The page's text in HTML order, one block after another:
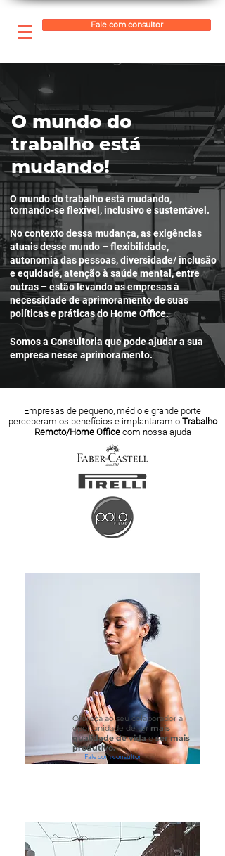
Fale com consultor
O mundo do
trabalho está
mudando!
O mundo do trabalho está mudando,
tornando-se flexível, inclusivo e sustentável.
No contexto dessa mudança, as exigências
atuais desse mundo – flexibilidade,
autonomia das pessoas, diversidade/ inclusão
e equidade, atenção à saúde mental, entre
outras – estão levando as empresas à
necessidade de aprimoramento de suas
políticas epráticas do Home Office.
Somos a Consultoria que pode ajudar a sua
empresa nesse aprimoramento.
Empresas de pequeno, médio e grande porte
perceberam os benefícios e implantaram o Trabalho
Remoto/Home Officecom nossa ajuda
Fale com consultor
Ofereça ao seu colaborador a
oportunidade de ter mais
qualidade de vidaeser mais
produtivo.